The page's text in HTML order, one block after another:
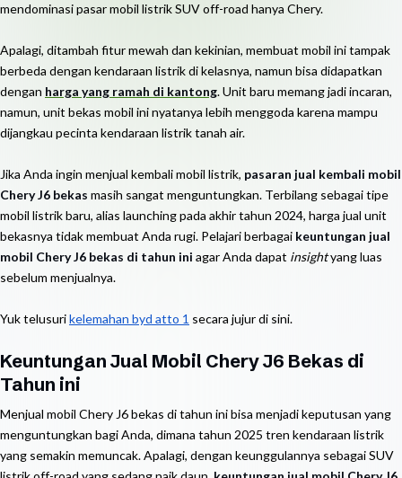
mendominasi pasar mobil listrik SUV off-road hanya Chery.
Apalagi, ditambah fitur mewah dan kekinian, membuat mobil ini tampak
berbeda dengan kendaraan listrik di kelasnya, namun bisa didapatkan
dengan harga yang ramah di kantong. Unit baru memang jadi incaran,
namun, unit bekas mobil ini nyatanya lebih menggoda karena mampu
dijangkau pecinta kendaraan listrik tanah air.
Jika Anda ingin menjual kembali mobil listrik, pasaran jual kembali mobil
Chery J6 bekas masih sangat menguntungkan. Terbilang sebagai tipe
mobil listrik baru, alias launching pada akhir tahun 2024, harga jual unit
bekasnya tidak membuat Anda rugi. Pelajari berbagai keuntungan jual
mobil Chery J6 bekas di tahun ini agar Anda dapat insightyang luas
sebelum menjualnya.
Yuk telusurikelemahan byd atto 1 secara jujur di sini.
Keuntungan Jual Mobil Chery J6 Bekas di
Tahun ini
Menjual mobil Chery J6 bekas di tahun ini bisa menjadi keputusan yang
menguntungkan bagi Anda, dimana tahun 2025 tren kendaraan listrik
yang semakin memuncak. Apalagi, dengan keunggulannya sebagai SUV